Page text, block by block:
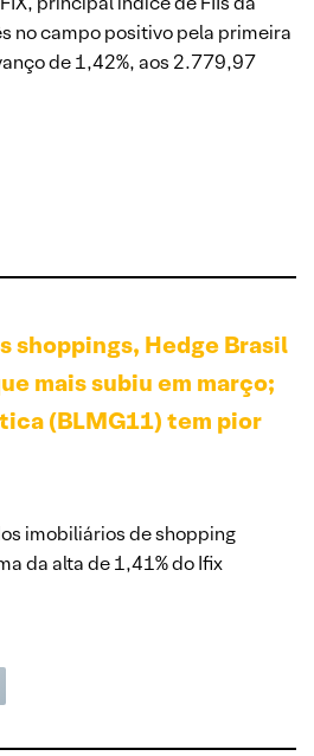
no campo positivo pela primeira
de 1,42%, aos 2.779,97
shoppings, Hedge Brasil
mais subiu em março;
(BLMG11) tem pior
imobiliários de shopping
da alta de 1,41% do Ifix